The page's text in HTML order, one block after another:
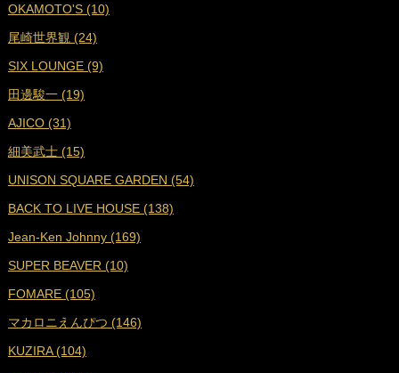
■2023年10月 (17)
■2023年9月 (17)
■2023年8月 (19)
■2023年7月 (16)
■2023年6月 (18)
■2023年5月 (19)
■2023年4月 (18)
■2023年3月 (19)
■2023年2月 (17)
■2023年1月 (17)
■2022年12月 (19)
■2022年11月 (19)
■2022年10月 (16)
OKAMOTO'S (10)
尾崎世界観 (24)
SIX LOUNGE (9)
田邊駿一 (19)
AJICO (31)
細美武士 (15)
UNISON SQUARE GARDEN (54)
BACK TO LIVE HOUSE (138)
Jean-Ken Johnny (169)
SUPER BEAVER (10)
FOMARE (105)
マカロニえんぴつ (146)
KUZIRA (104)